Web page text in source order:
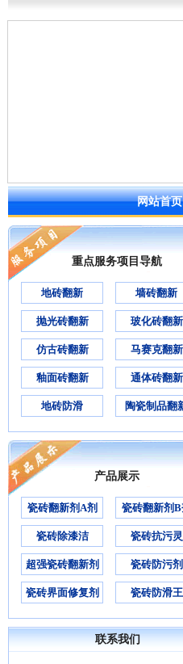
网站首页
重点服务项目导航
地砖翻新 墙砖翻新
抛光砖翻新 玻化砖翻新
仿古砖翻新 马赛克翻新
釉面砖翻新 通体砖翻新
地砖防滑 陶瓷制品翻
产品展示
瓷砖翻新剂A剂 瓷砖翻新剂B
瓷砖除漆洁 瓷砖抗污灵
超强瓷砖翻新剂 瓷砖防污剂
瓷砖界面修复剂 瓷砖防滑王
联系我们